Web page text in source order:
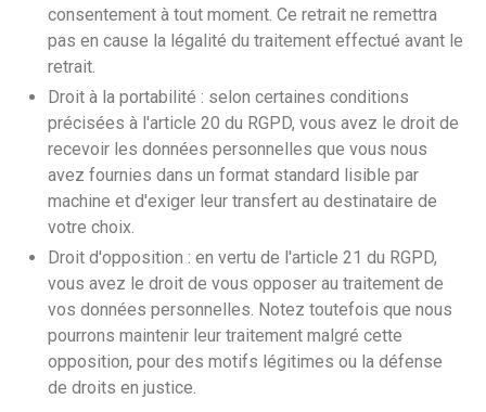
consentement à tout moment. Ce retrait ne remettra
pas en cause la légalité du traitement effectué avant le
retrait.
Droit à la portabilité : selon certaines conditions
précisées à l'article 20 du RGPD, vous avez le droit de
recevoir les données personnelles que vous nous
avez fournies dans un format standard lisible par
machine et d'exiger leur transfert au destinataire de
votre choix.
Droit d'opposition : en vertu de l'article 21 du RGPD,
vous avez le droit de vous opposer au traitement de
vos données personnelles. Notez toutefois que nous
pourrons maintenir leur traitement malgré cette
opposition, pour des motifs légitimes ou la défense
de droits en justice.